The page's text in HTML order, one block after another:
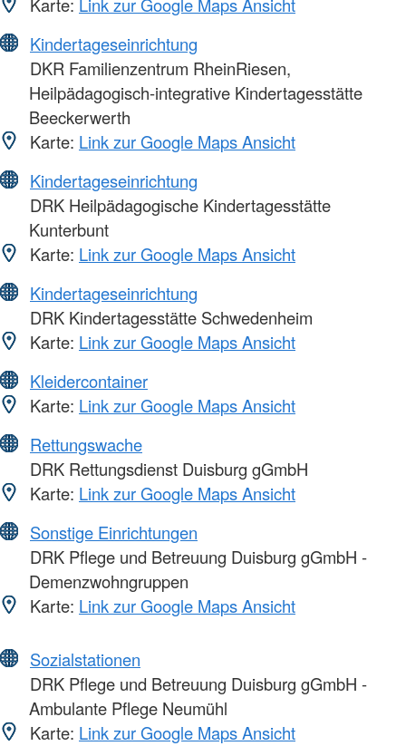
Kindertageseinrichtung
DKR Familienzentrum RheinRiesen,
Heilpädagogisch-integrative Kindertagesstätte
Beeckerwerth
Karte: Link zur Google Maps Ansicht
Kindertageseinrichtung
DRK Heilpädagogische Kindertagesstätte
Kunterbunt
Karte: Link zur Google Maps Ansicht
Kindertageseinrichtung
DRK Kindertagesstätte Schwedenheim
Karte: Link zur Google Maps Ansicht
Kleidercontainer
Karte: Link zur Google Maps Ansicht
Rettungswache
DRK Rettungsdienst Duisburg gGmbH
Karte: Link zur Google Maps Ansicht
Sonstige Einrichtungen
DRK Pflege und Betreuung Duisburg gGmbH -
Demenzwohngruppen
Karte: Link zur Google Maps Ansicht
Sozialstationen
DRK Pflege und Betreuung Duisburg gGmbH -
Ambulante Pflege Neumühl
Karte: Link zur Google Maps Ansicht